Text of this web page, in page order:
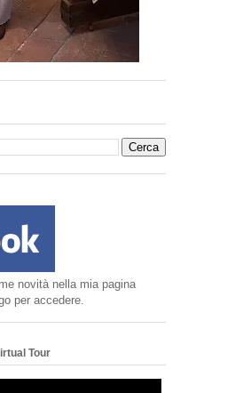
novità nella mia pagina
per accedere.
Tour